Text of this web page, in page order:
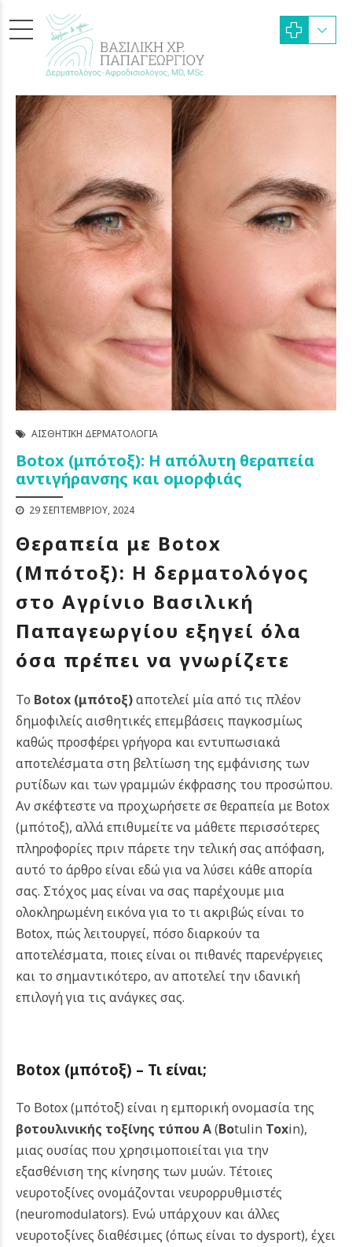
ΑΙΣΘΗΤΙΚΉ ΔΕΡΜΑΤΟΛΟΓΊΑ
Botox (μπότοξ): Η απόλυτη θεραπεία
αντιγήρανσης και ομορφιάς
29 ΣΕΠΤΕΜΒΡΊΟΥ, 2024
Θεραπεία με Botox
(Μπότοξ): Η δερματολόγος
στο Αγρίνιο Βασιλική
Παπαγεωργίου εξηγεί όλα
όσα πρέπει να γνωρίζετε
Το Botox (μπότοξ)αποτελεί μία από τις πλέον
δημοφιλείς αισθητικές επεμβάσεις παγκοσμίως
καθώς προσφέρει γρήγορα και εντυπωσιακά
αποτελέσματα στη βελτίωση της εμφάνισης των
ρυτίδων και των γραμμών έκφρασης του προσώπου.
Αν σκέφτεστε να προχωρήσετε σε θεραπεία με Botox
(μπότοξ), αλλά επιθυμείτε να μάθετε περισσότερες
πληροφορίες πριν πάρετε την τελική σας απόφαση,
αυτό το άρθρο είναι εδώ για να λύσει κάθε απορία
σας. Στόχος μας είναι να σας παρέχουμε μια
ολοκληρωμένη εικόνα για το τι ακριβώς είναι το
Botox, πώς λειτουργεί, πόσο διαρκούν τα
αποτελέσματα, ποιες είναι οι πιθανές παρενέργειες
και το σημαντικότερο, αν αποτελεί την ιδανική
επιλογή για τις ανάγκες σας.
Botox (μπότοξ) – Τι είναι;
Το Botox (μπότοξ) είναι η εμπορική ονομασία της
βοτουλινικής τοξίνης τύπου Α(Botulin Toxin),
μιας ουσίας που χρησιμοποιείται για την
εξασθένιση της κίνησης των μυών. Τέτοιες
νευροτοξίνες ονομάζονται νευρορρυθμιστές
(neuromodulators). Ενώ υπάρχουν και άλλες
νευροτοξίνες διαθέσιμες (όπως είναι το dysport), έχει